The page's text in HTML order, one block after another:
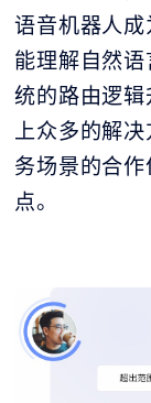
语音机器人
能理解自然
统的路由逻
上众多的解
务场景的合
点。